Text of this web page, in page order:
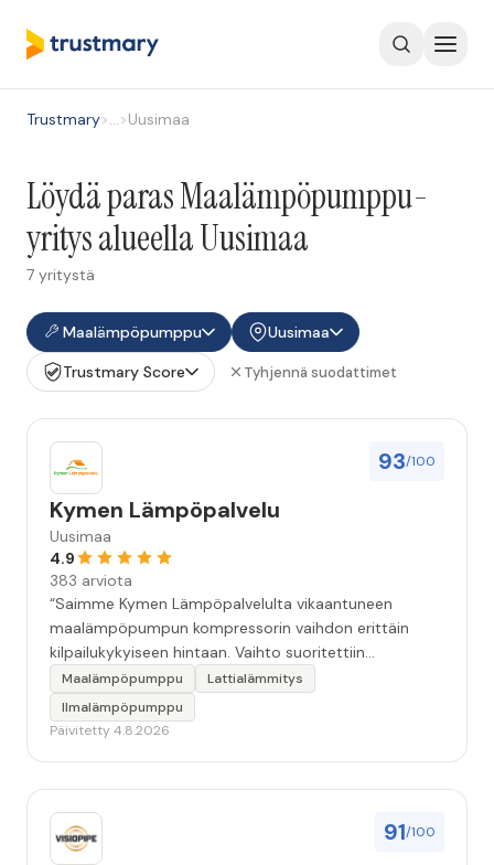
Trustmary>…>Uusimaa
Löydä paras Maalämpöpumppu-
yritys alueella Uusimaa
7 yritystä
Maalämpöpumppu
Uusimaa
Trustmary Score
Tyhjennä suodattimet
93/100
Kymen Lämpöpalvelu
Uusimaa
4.9
383 arviota
“Saimme Kymen Lämpöpalvelulta vikaantuneen
maalämpöpumpun kompressorin vaihdon erittäin
kilpailukykyiseen hintaan. Vaihto suoritettiin
ammattitaidolla ja ystävällisellä palveluasenteella.
Samalla käynnillä huomattu pikkuvika korjattiin myös.
Jäi tunne että oltiin aidosti kiinnostuneita siitä, että
Maalämpöpumppu
Lattialämmitys
Ilmalämpöpumppu
Päivitetty 4.8.2026
91/100